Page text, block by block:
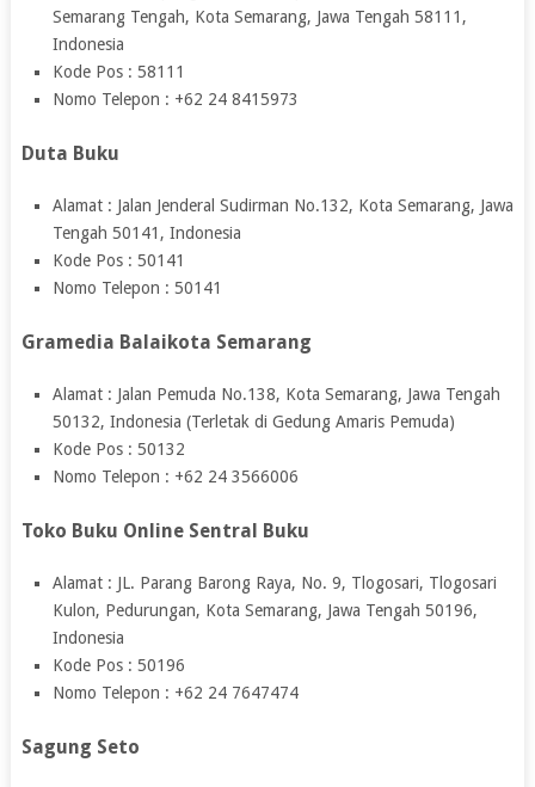
Semarang Tengah, Kota Semarang, Jawa Tengah 58111,
Indonesia
Kode Pos : 58111
Nomo Telepon : +62 24 8415973
Duta Buku
Alamat : Jalan Jenderal Sudirman No.132, Kota Semarang, Jawa
Tengah 50141, Indonesia
Kode Pos : 50141
Nomo Telepon : 50141
Gramedia Balaikota Semarang
Alamat : Jalan Pemuda No.138, Kota Semarang, Jawa Tengah
50132, Indonesia (Terletak di Gedung Amaris Pemuda)
Kode Pos : 50132
Nomo Telepon : +62 24 3566006
Toko Buku Online Sentral Buku
Alamat : JL. Parang Barong Raya, No. 9, Tlogosari, Tlogosari
Kulon, Pedurungan, Kota Semarang, Jawa Tengah 50196,
Indonesia
Kode Pos : 50196
Nomo Telepon : +62 24 7647474
Sagung Seto